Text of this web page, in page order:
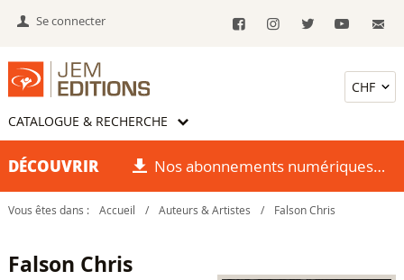
Se connecter
CATALOGUE & RECHERCHE
DÉCOUVRIR Nos abonnements numériques
Vous êtes dans : Accueil / Auteurs & Artistes / Falson Chris
Falson Chris